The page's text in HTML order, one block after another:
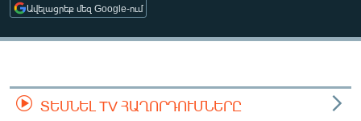
ՄԻՋԱԶԳԱՅԻՆ
ՄՇԱԿՈՒՅԹ
ՄԵԿՆԱԲԱՆՈՒԹՅՈՒՆ
Ավելացրեք մեզ Google-ում
ՏԵՍՆԵԼ TV ՀԱՂՈՐԴՈՒՄՆԵՐԸ